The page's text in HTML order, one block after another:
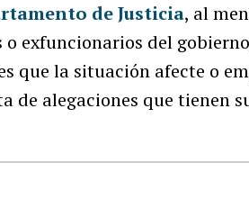
de Justicia, al
exfuncionarios del
que la situación afecte o
de alegaciones que tienen